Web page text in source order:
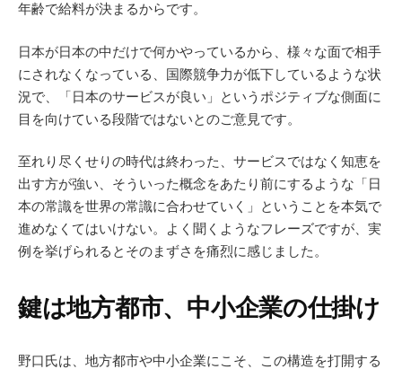
年齢で給料が決まるからです。
日本が日本の中だけで何かやっているから、様々な面で相手
にされなくなっている、国際競争力が低下しているような状
況で、「日本のサービスが良い」というポジティブな側面に
目を向けている段階ではないとのご意見です。
至れり尽くせりの時代は終わった、サービスではなく知恵を
出す方が強い、そういった概念をあたり前にするような「日
本の常識を世界の常識に合わせていく」ということを本気で
進めなくてはいけない。よく聞くようなフレーズですが、実
例を挙げられるとそのまずさを痛烈に感じました。
鍵は地方都市、中小企業の仕掛け
野口氏は、地方都市や中小企業にこそ、この構造を打開する